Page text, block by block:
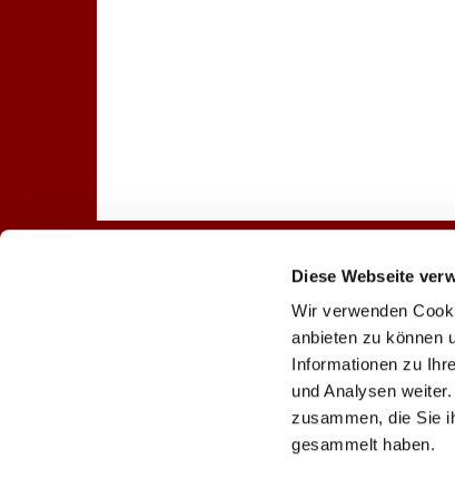
Diese Webseite
Wir verwenden
anbieten zu können
Informationen zu
und Analysen
zusammen, die Sie
gesammelt haben.
Evangelische